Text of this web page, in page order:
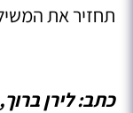
תחזיר את
כתב: לירן ברוך,